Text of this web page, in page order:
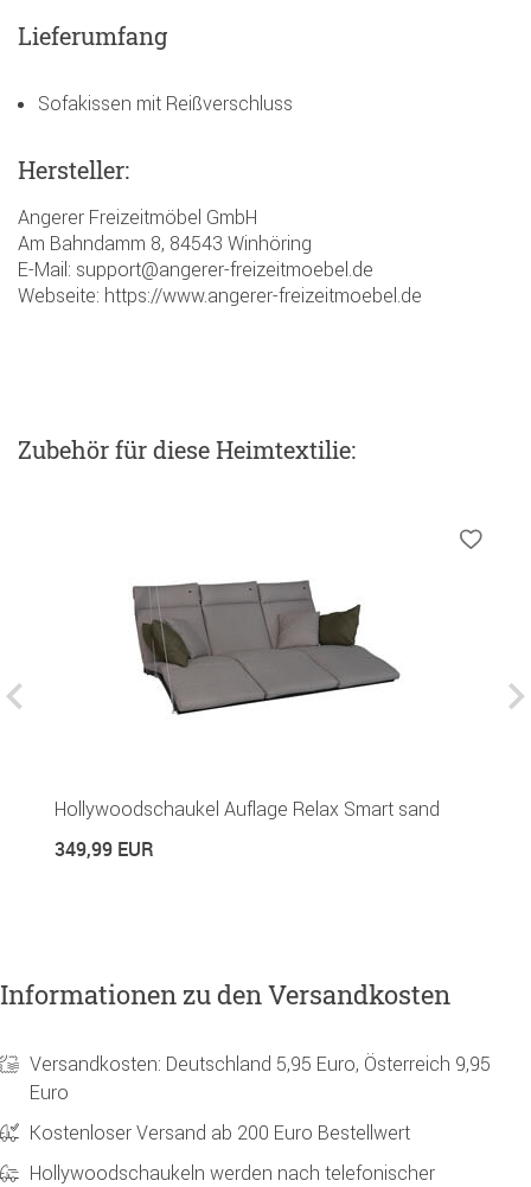
Lieferumfang
Sofakissen mit Reißverschluss
Hersteller:
Angerer Freizeitmöbel GmbH
Am Bahndamm 8, 84543 Winhöring
E-Mail: support@angerer-freizeitmoebel.de
Webseite: https://www.angerer-freizeitmoebel.de
Zubehörfür diese Heimtextilie:
Hollywoodschaukel Auflage Relax Smart sand
349,99 EUR
Informationen zu den Versandkosten
Versandkosten: Deutschland 5,95 Euro, Österreich 9,95
Euro
Kostenloser Versand ab 200 Euro Bestellwert
Hollywoodschaukeln werden nach telefonischer